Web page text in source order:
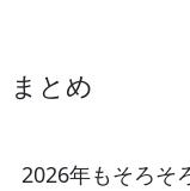
まとめ
2026年もそろそ